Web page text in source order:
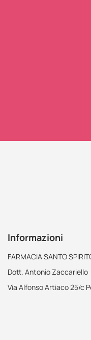
Informazioni
FARMACIA SANTO
Dott. Antonio Zaccariello
Via Alfonso Artiaco 25/c